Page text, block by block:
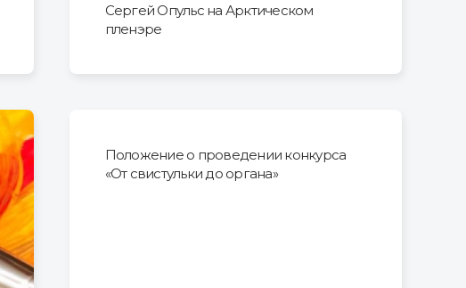
Сергей Опульс на Арктическом
пленэре
Положение о проведении конкурса
«От свистульки до органа»